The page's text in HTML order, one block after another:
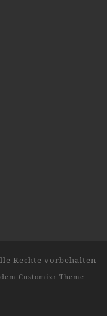
Rechte vorbehalten
Customizr-Theme